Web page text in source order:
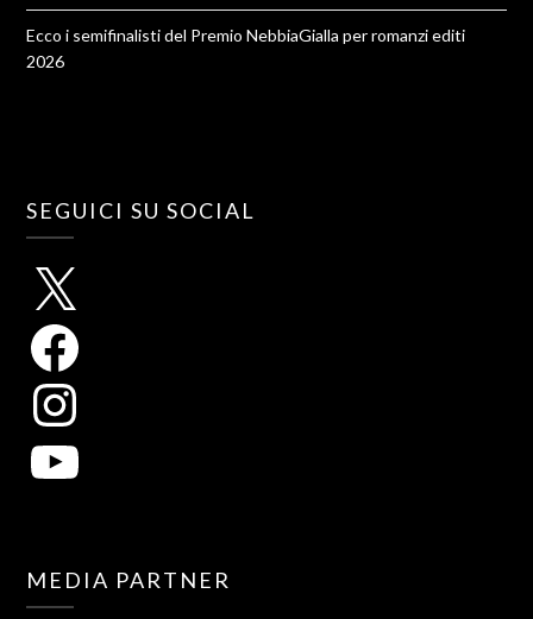
Ecco i semifinalisti del Premio NebbiaGialla per romanzi editi
2026
SEGUICI SU SOCIAL
MEDIA PARTNER